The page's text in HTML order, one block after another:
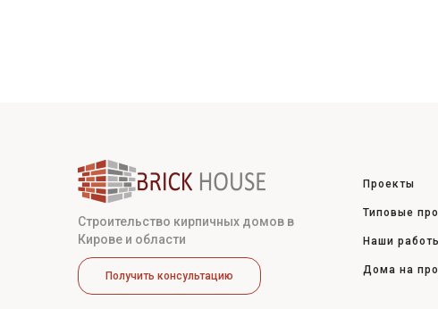
Строительство кирпичных домов в
Кирове и области
Получить консультацию
Проекты
Типовые
Наши
Дома на